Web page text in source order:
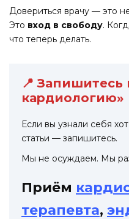
Довериться врачу — это
Это вход в свободу.
что теперь делать.
📍
кардиологию»
Если вы узнали себя
статьи — запишитесь.
Мы не осуждаем. Мы
Приём
терапевта,